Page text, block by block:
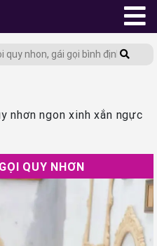
nhơn ngon xinh xắn ngực
QUY NHƠN